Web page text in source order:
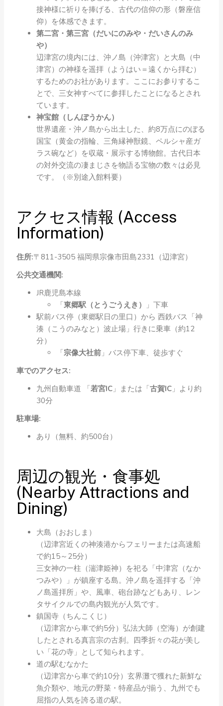
接神様に祈りを捧げる、古代の信仰の形（磐座信
仰）を体感できます。
第二宮・第三宮（だいにのみや・だいさんのみ
や）
辺津宮の境内には、沖ノ島（沖津宮）と大島（中
津宮）の神様を遥拝（ようはい＝遠くから拝む）
するためのお社があります。ここにお参りするこ
とで、三女神すべてに参拝したことになるとされ
ています。
神宝館（しんぽうかん）
世界遺産・沖ノ島から出土した、約8万点にのぼる
国宝（黄金の指輪、三角縁神獣鏡、ペルシャ産ガ
ラス碗など）を収蔵・展示する博物館。古代日本
の対外交流の凄まじさを物語る宝物の数々は必見
です。（※別途入館料要）
アクセス情報 (Access
Information)
住所:〒811-3505 福岡県宗像市田島2331（辺津宮）
公共交通機関:
JR鹿児島本線
「東郷駅（とうごうえき）
」下車
駅前バス停（東郷駅日の里口）から 西鉄バス「神
湊（こうのみなと）波止場」行きに乗車（約12
分）
「宗像大社前 」バス停下車、徒歩すぐ
車でのアクセス:
九州自動車道 「若宮IC 」または「古賀IC 」より約
30分
駐車場:
あり（無料、約500台）
周辺の観光・食事処
(Nearby Attractions and
Dining)
大島（おおしま）
（辺津宮近くの神湊港からフェリーまたは高速船
で約15～25分）
三女神の一柱（湍津姫神）を祀る「中津宮（なか
つみや）」が鎮座する島。沖ノ島を遥拝する「沖
ノ島遥拝所」や、風車、砲台跡などもあり、レン
タサイクルでの島内観光が人気です。
鎮国寺（ちんこくじ）
（辺津宮から車で約5分）弘法大師（空海）が創建
したとされる真言宗の古刹。四季折々の花が美し
い「花の寺」として知られます。
道の駅むなかた
（辺津宮から車で約10分）玄界灘で獲れた新鮮な
魚介類や、地元の野菜・特産品が揃う、九州でも
屈指の人気を誇る道の駅。